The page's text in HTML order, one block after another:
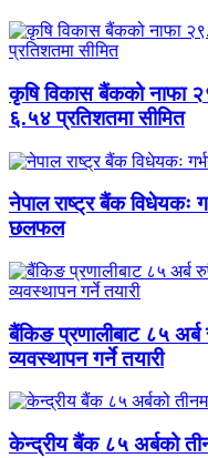
कृषि विकास बैंकको नाफा
६.५४ प्रतिशतमा सीमित
नेपाल राष्ट्र बैंक विधेयकः
छलफल
बैंकिङ प्रणालीबाट ८५
व्यवस्थापन गर्ने तयारी
केन्द्रीय बैंक ८५ अर्बको